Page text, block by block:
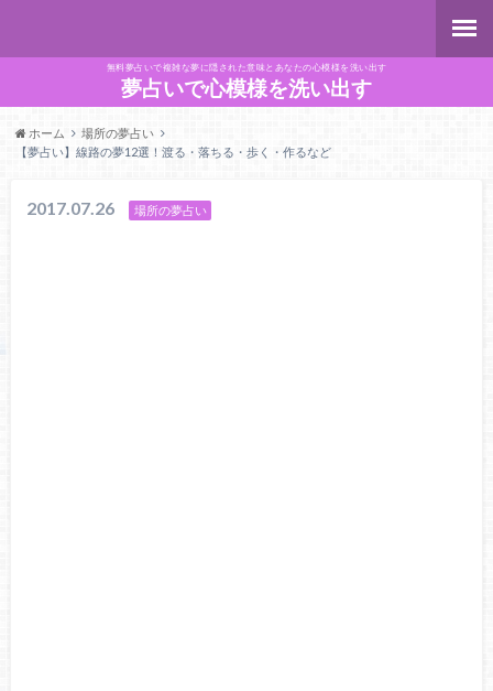
無料夢占いで複雑な夢に隠された意味とあなたの心模様を洗い出す
夢占いで心模様を洗い出す
ホーム
場所の夢占い
【夢占い】線路の夢12選！渡る・落ちる・歩く・作るなど
2017.07.26 場所の夢占い